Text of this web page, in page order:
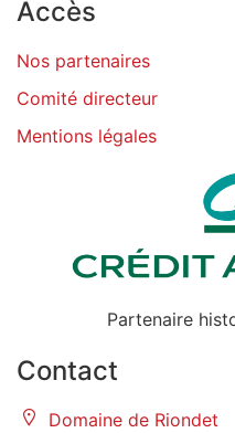
Accès
Nos partenaires
Comité directeur
Mentions légales
Partenaire
Contact
Domaine de Riondet